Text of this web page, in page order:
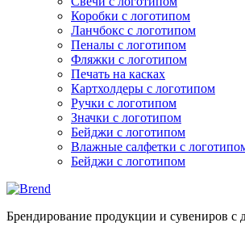
Коробки с логотипом
Ланчбокс с логотипом
Пеналы с логотипом
Фляжки с логотипом
Печать на касках
Картхолдеры с логотипом
Ручки с логотипом
Значки с логотипом
Бейджи с логотипом
Влажные салфетки с
Бейджи с логотипом
Брендирование продукции и сувениров с